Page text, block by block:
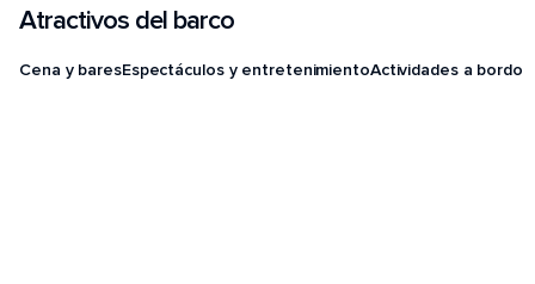
Atractivos del barco
Cena y baresEspectáculos y entretenimientoActividades a bordo